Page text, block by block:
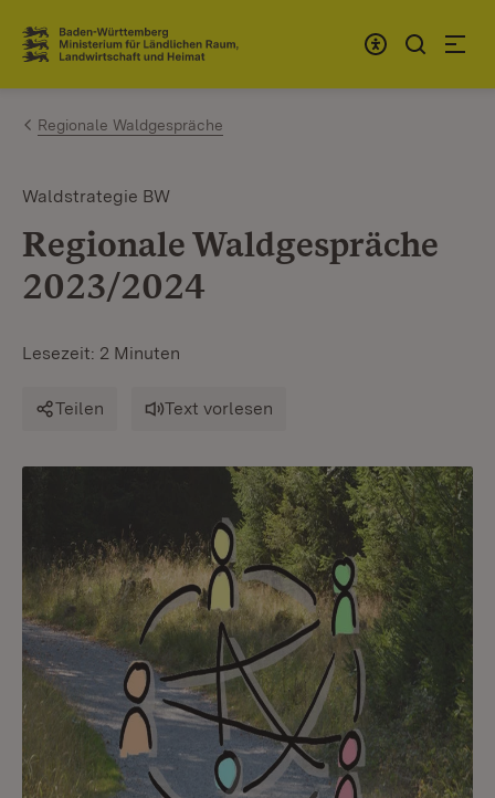
Zum Inhalt springen
Link zur Startseite
Regionale Waldgespräche
Waldstrategie BW
Regionale Waldgespräche
2023/2024
Lesezeit: 2 Minuten
Teilen Text vorlesen